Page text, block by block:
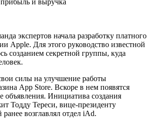
экспертов начала разработку платного
Apple. Для этого руководство известной
созданием секретной группы, куда
силы на улучшение работы
App Store. Вскоре в нем появятся
объявления. Инициатива создания
Тодду Тереси, вице-президенту
возглавлял отдел iAd.